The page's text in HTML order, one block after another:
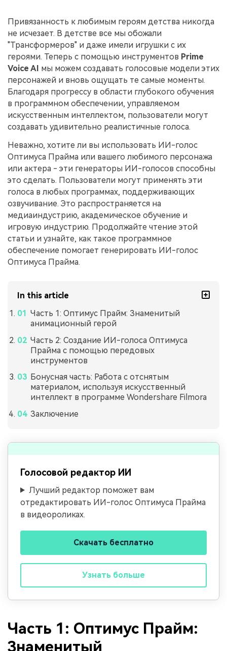
Темы видео
Самые популярные темы
видео на YouTube 2025
Маркетинговый
календарь
Спланируйте маркетинговую
кампанию для своих целей
Центр авторов
Вдохновляйтесь нашими
создателями контента
Специальные
эффекты"сделай
сам"
Создавайте видеоэффекты
настоящий профессионал
Сообщество
Блог
Истории клиентов
Клиенты делятся своими
историями с Filmora
Партнёрская
программа
Партнёрство на уровне
корпоративного сектора
Поддержка
Приступая к работе
Привязанность к любимым героям детства никогда
не исчезает. В детстве все мы обожали
"Трансформеров" и даже имели игрушки с их
героями. Теперь с помощью инструментов Prime
Voice AI мы можем создавать голосовые модели этих
персонажей и вновь ощущать те самые моменты.
Благодаря прогрессу в области глубокого обучения
в программном обеспечении, управляемом
искусственным интеллектом, пользователи могут
создавать удивительно реалистичные голоса.
Неважно, хотите ли вы использовать ИИ-голос
Оптимуса Прайма или вашего любимого персонажа
или актера - эти генераторы ИИ-голосов способны
это сделать. Пользователи могут применять эти
голоса в любых программах, поддерживающих
озвучивание. Это распространяется на
медиаиндустрию, академическое обучение и
игровую индустрию. Продолжайте чтение этой
статьи и узнайте, как такое программное
обеспечение помогает генерировать ИИ-голос
Оптимуса Прайма.
In this article
Часть 1: Оптимус Прайм: Знаменитый
анимационный герой
Часть 2: Создание ИИ-голоса Оптимуса
Прайма с помощью передовых
инструментов
Бонусная часть: Работа с отснятым
материалом, используя искусственный
интеллект в программе Wondershare Filmora
Заключение
Голосовой редактор ИИ
Лучший редактор поможет вам
отредактировать ИИ-голос Оптимуса Прайма
в видеороликах.
Скачать бесплатно
Узнать больше
Часть 1: Оптимус Прайм:
Знаменитый